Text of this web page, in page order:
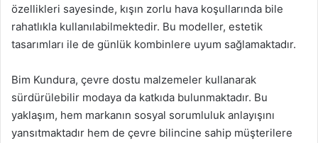
özellikleri sayesinde, kışın zorlu hava koşullarında bile
rahatlıkla kullanılabilmektedir. Bu modeller, estetik
tasarımları ile de günlük kombinlere uyum sağlamaktadır.
Bim Kundura, çevre dostu malzemeler kullanarak
sürdürülebilir modaya da katkıda bulunmaktadır. Bu
yaklaşım, hem markanın sosyal sorumluluk anlayışını
yansıtmaktadır hem de çevre bilincine sahip müşterilere